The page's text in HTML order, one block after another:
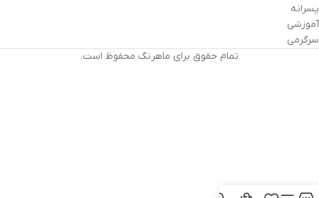
پسرانه
آموزشی
سرگرمی
تمام حقوق برای ماهرنگ محفوظ است.